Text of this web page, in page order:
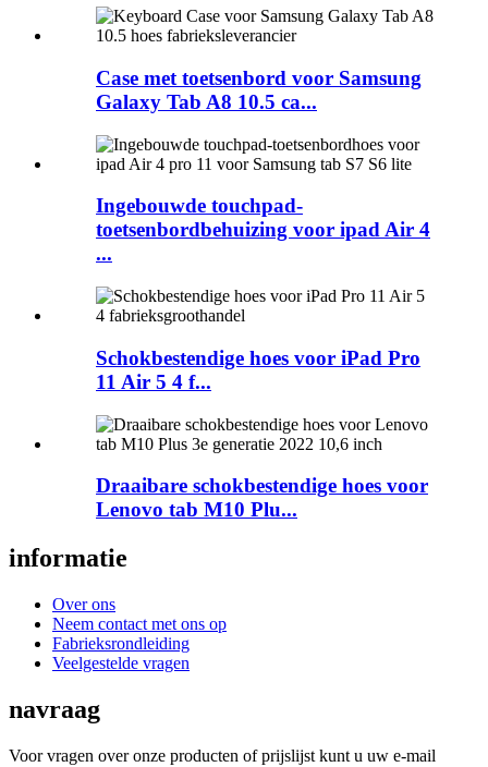
Case met toetsenbord voor Samsung
Galaxy Tab A8 10.5 ca...
Ingebouwde touchpad-
toetsenbordbehuizing voor ipad Air 4
...
Schokbestendige hoes voor iPad Pro
11 Air 5 4 f...
Draaibare schokbestendige hoes voor
Lenovo tab M10 Plu...
informatie
Over ons
Neem contact met ons op
Fabrieksrondleiding
Veelgestelde vragen
navraag
Voor vragen over onze producten of prijslijst kunt u uw e-mail